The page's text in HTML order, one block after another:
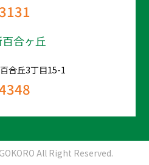
合ヶ丘
合丘3丁目15-1
All Right Reserved.